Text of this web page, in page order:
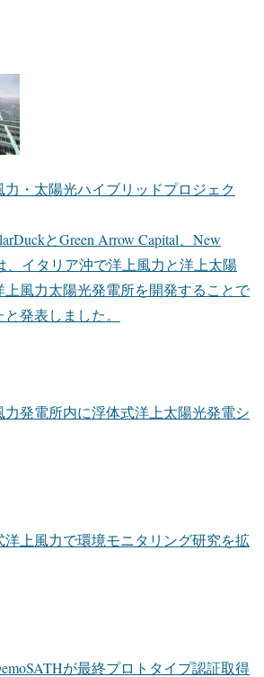
・太陽光ハイブリッドプロジェク
とGreen Arrow Capital、New
、イタリア沖で洋上風力と洋上太陽
風力太陽光発電所を開発することで
発表しました。
発電所内に浮体式洋上太陽光発電シ
洋上風力で環境モニタリング研究を拡
が最終プロトタイプ認証取得